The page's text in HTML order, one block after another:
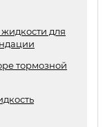
для
тормозной